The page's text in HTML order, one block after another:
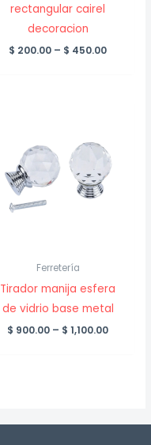
rectangular cairel
decoracion
$ 200.00 – $ 450.00Price
Ferretería
Tirador manija esfera
de vidrio base metal
$ 900.00 – $ 1,100.00Price